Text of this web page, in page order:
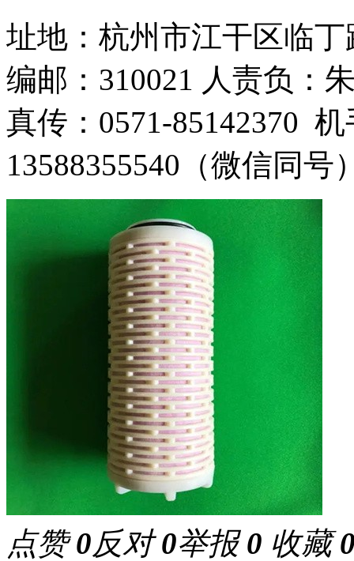
址地：杭州市江干区临
编邮：310021 人责负：
真传：0571-85142370 机
13588355540（微信同号
点赞0反对0举报0 收藏